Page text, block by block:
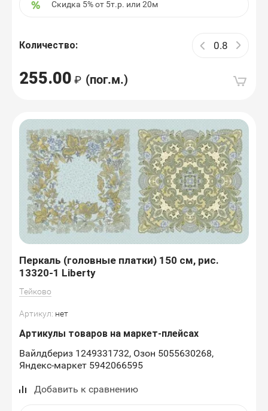
Скидка 5% от 5т.р. или 20м
Количество:
255.00 (пог.м.)
Перкаль (головные платки) 150 см, рис.
13320-1 Liberty
Тейково
Артикул: нет
Артикулы товаров на маркет-плейсах
Вайлдбериз 1249331732, Озон 5055630268,
Яндекс-маркет 5942066595
Добавить к сравнению